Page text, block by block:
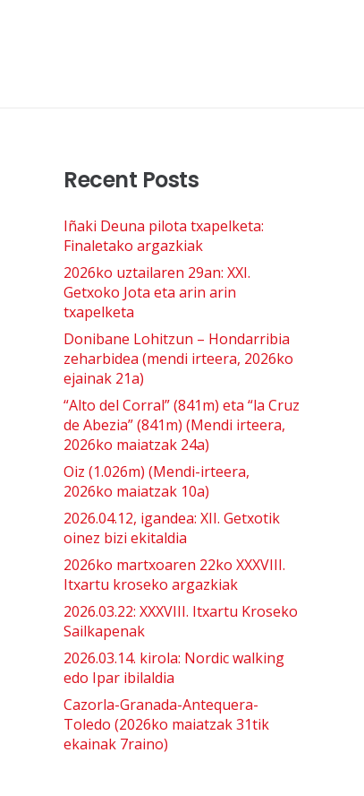
Recent Posts
Iñaki Deuna pilota txapelketa:
Finaletako argazkiak
2026ko uztailaren 29an: XXI.
Getxoko Jota eta arin arin
txapelketa
Donibane Lohitzun – Hondarribia
zeharbidea (mendi irteera, 2026ko
ejainak 21a)
“Alto del Corral” (841m) eta “la Cruz
de Abezia” (841m) (Mendi irteera,
2026ko maiatzak 24a)
Oiz (1.026m) (Mendi-irteera,
2026ko maiatzak 10a)
2026.04.12, igandea: XII. Getxotik
oinez bizi ekitaldia
2026ko martxoaren 22ko XXXVIII.
Itxartu kroseko argazkiak
2026.03.22: XXXVIII. Itxartu Kroseko
Sailkapenak
2026.03.14. kirola: Nordic walking
edo Ipar ibilaldia
Cazorla-Granada-Antequera-
Toledo (2026ko maiatzak 31tik
ekainak 7raino)